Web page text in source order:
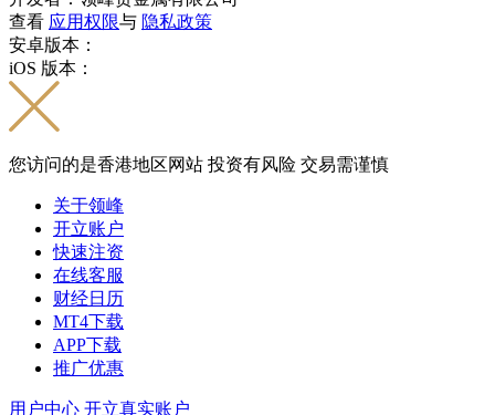
查看 应用权限与 隐私政策
安卓版本：
iOS 版本：
您访问的是香港地区网站 投资有风险 交易需谨慎
关于领峰
开立账户
快速注资
在线客服
财经日历
MT4下载
APP下载
推广优惠
用户中心 开立真实账户